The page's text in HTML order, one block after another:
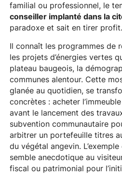
familial ou professionnel, le
conseiller implanté dans la
paradoxe et sait en tirer profit.
Il connaît les programmes de
les projets d’énergies vertes
plateau baugeois, la
communes alentour. Cette
glanée au quotidien, se
concrètes : acheter
avant le lancement des
subvention communautaire
arbitrer un portefeuille titres
du végétal angevin.
semble anecdotique au
fiscal ou patrimonial pour